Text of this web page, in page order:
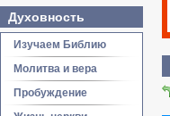
Духовность
Изучаем Библию
Молитва и вера
Пробуждение